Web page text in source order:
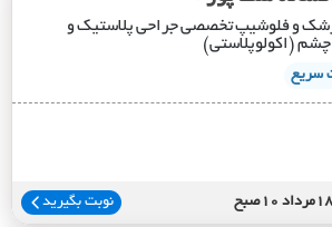
و فلوشیپ تخصصی جراحی پلاستیک و
چشم (اکولوپلاستی)
سریع
نوبت بگیرید